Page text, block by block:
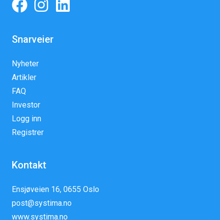
Snarveier
Nyheter
Artikler
FAQ
Investor
Logg inn
Registrer
Kontakt
Ensjøveien 16, 0655 Oslo
post@systima.no
www.systima.no